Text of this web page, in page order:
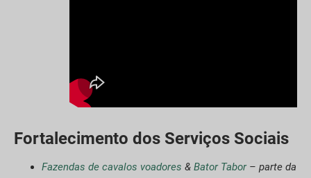
Fortalecimento dos Serviços Sociais
Fazendas de cavalos voadores & Bator Tabor– parte da